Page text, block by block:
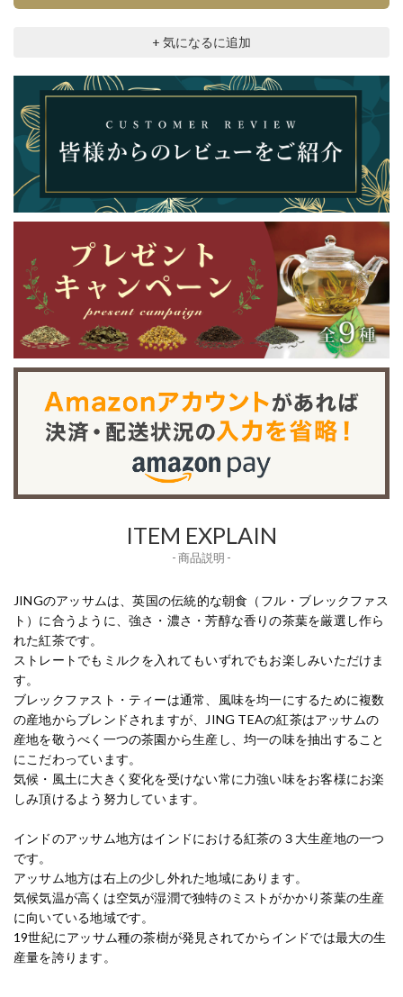
+ 気になるに追加
ITEM EXPLAIN
- 商品説明 -
JINGのアッサムは、英国の伝統的な朝食（フル・ブレックファス
ト）に合うように、強さ・濃さ・芳醇な香りの茶葉を厳選し作ら
れた紅茶です。
ストレートでもミルクを入れてもいずれでもお楽しみいただけま
す。
ブレックファスト・ティーは通常、風味を均一にするために複数
の産地からブレンドされますが、JING TEAの紅茶はアッサムの
産地を敬うべく一つの茶園から生産し、均一の味を抽出すること
にこだわっています。
気候・風土に大きく変化を受けない常に力強い味をお客様にお楽
しみ頂けるよう努力しています。
インドのアッサム地方はインドにおける紅茶の３大生産地の一つ
です。
アッサム地方は右上の少し外れた地域にあります。
気候気温が高くは空気が湿潤で独特のミストがかかり茶葉の生産
に向いている地域です。
19世紀にアッサム種の茶樹が発見されてからインドでは最大の生
産量を誇ります。